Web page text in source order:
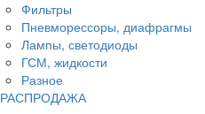
Фильтры
Пневморессоры, диафрагмы
Лампы, светодиоды
ГСМ, жидкости
Разное
РАСПРОДАЖА